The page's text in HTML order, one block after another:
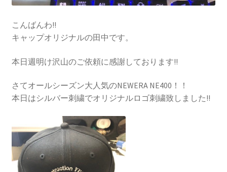
こんばんわ!!
キャップオリジナルの田中です。
本日週明け沢山のご依頼に感謝しております!!
さてオールシーズン大人気のNEWERA NE400！！
本日はシルバー刺繍でオリジナルロゴ刺繍致しました!!